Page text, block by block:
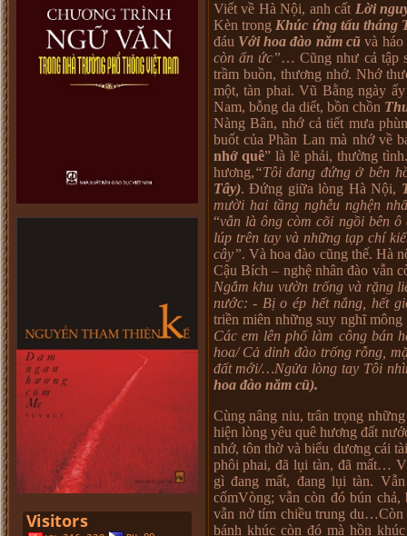
Viết về Hà Nội, anh cất Lời
Kèn trong Khúc ứng tấu tháng
đáu Với hoa đào năm cũ và
còn ẩn ức”… Cũng như cả tập
trầm buồn, thương nhớ. Nhớ
một, tàn phai. Vũ Bằng ngày
Nam, bỗng da diết, bồn chồn
Nàng Bân, nhớ cả tiết mưa
buốt của Phần Lan mà nhớ về
nhớ quê” là lẽ phải, thường
hương,“Tôi đang đứng ở bên
Tây). Đứng giữa lòng Hà Nội,
mười hai tầng nghễu nghện
“vẫn là ông còm cõi ngồi bên
lúp trên tay và những tạp chí
cây”. Và hoa đào cũng thế. Hà
Cậu Bích – nghệ nhân đào vẫn
Ngắm khu vườn trống và rặng
nước: - Bị o ép hết nắng, hết
triền miên những suy nghĩ mông
Các em lên phố làm công bán
hoa/ Cả dinh đào trống rỗng,
đất mới/…Ngửa lòng tay Tôi
hoa đào năm cũ).
Cùng nâng niu, trân trọng
hiện lòng yêu quê hương đất
nhớ, tôn thờ và biểu dương cái
phôi phai, đã lụi tàn, đã mất…
gì đang mất, đang lụi tàn.
cốmVòng; vẫn còn đó bún chả,
vẫn nở tím chiều trung du…Còn
bánh khúc còn đó mà hồn